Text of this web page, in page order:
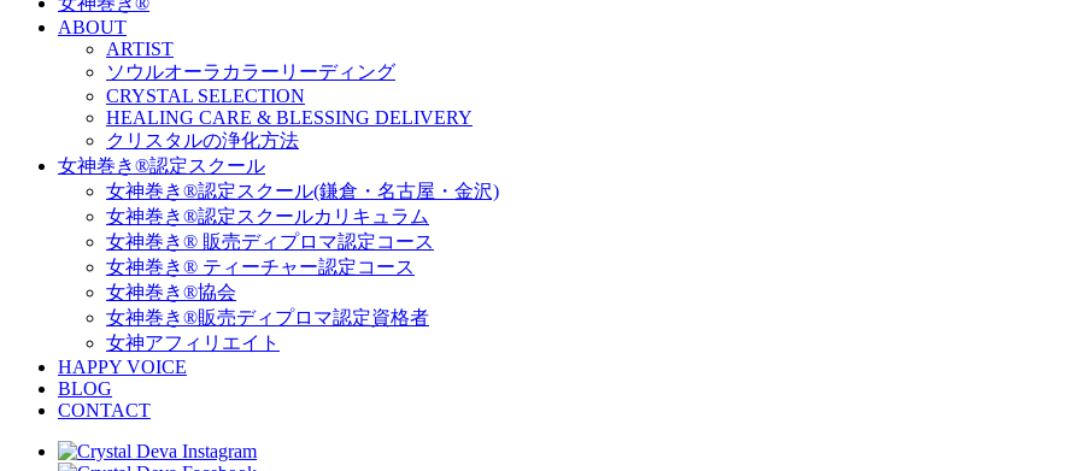
ABOUT
ARTIST
ソウルオーラカラーリーディング
CRYSTAL SELECTION
HEALING CARE & BLESSING DELIVERY
クリスタルの浄化方法
女神巻き®認定スクール
女神巻き®認定スクール(鎌倉・名古屋・金沢)
女神巻き®認定スクールカリキュラム
女神巻き® 販売ディプロマ認定コース
女神巻き® ティーチャー認定コース
女神巻き®協会
女神巻き®販売ディプロマ認定資格者
女神アフィリエイト
HAPPY VOICE
BLOG
CONTACT